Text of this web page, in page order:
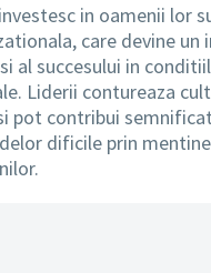
in oamenii lor
care devine un
al succesului in
Liderii contureaza
pot contribui
dificile prin